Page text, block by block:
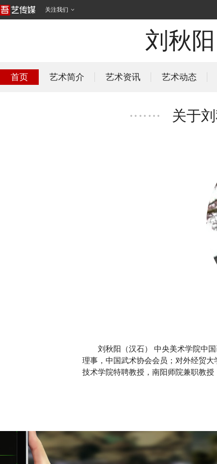
关注我们 
刘秋
首页 艺术简介 艺术资讯 艺术动态
关于
刘秋阳（汉石） 中央美术学院中
理事，中国武术协会会员；对外经贸
技术学院特聘教授，南阳师院兼职教